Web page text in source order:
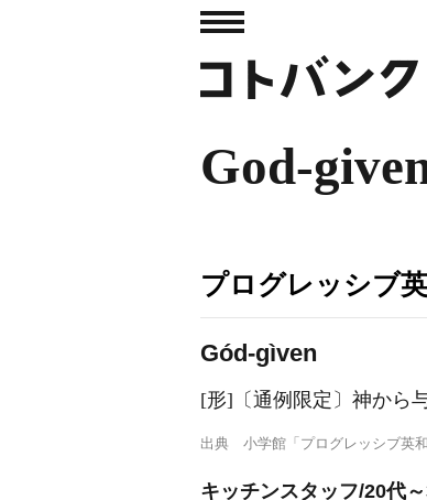
God-
プログレッシブ
Gód-gìven
[形] 〔通例限定〕神から
出典 小学館「プログレッシブ英
キッチンスタッフ/20代